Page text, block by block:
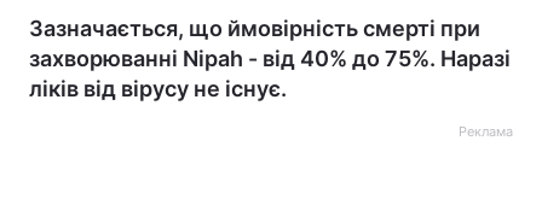
Зазначається, що ймовірність смерті при
захворюванні Nipah - від 40% до 75%. Наразі
ліків від вірусу не існує.
Реклама